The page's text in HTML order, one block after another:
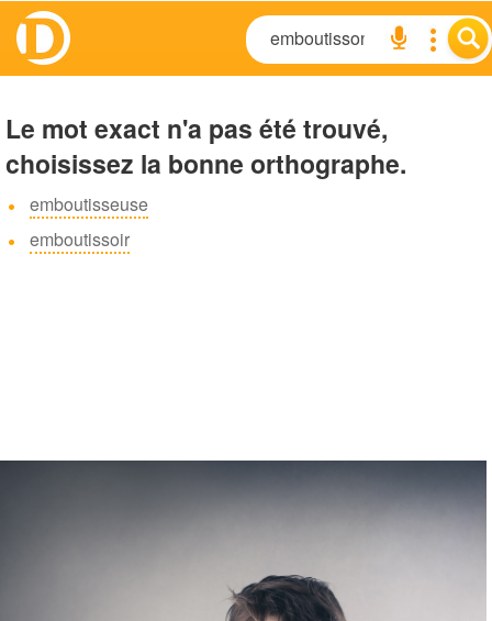
Le mot exact n'a pas été trouvé,
choisissez la bonne orthographe.
emboutisseuse
emboutissoir